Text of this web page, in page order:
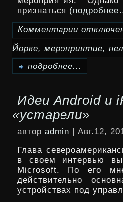
признаться
Комментарии
записи
в
Нью-
Йорке
пройдет
как
нельзя
Йорке, мероприятие,
подробнее...
Идеи Android и
«устарели»
автор admin | Авг.12,
Глава
в своем интервью
Microsoft. По его
действительно
устройствах под